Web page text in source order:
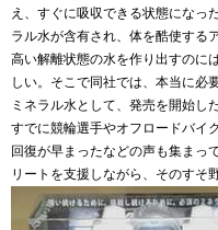
え、すぐに吸収できる状態になっ
ラル水が含有され、体を酷使する
高い解離状態の水を作り出すのに
しい。そこで同社では、本当に必
ミネラル水として、発売を開始した
すでに競輪選手やオフロードバイ
回復が早まったなどの声も集まっ
リートを支援しながら、そのすそ